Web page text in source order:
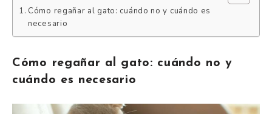
Cómo regañar al gato: cuándo no y cuándo es
necesario
Cómo regañar al gato: cuándo no y
cuándo es necesario